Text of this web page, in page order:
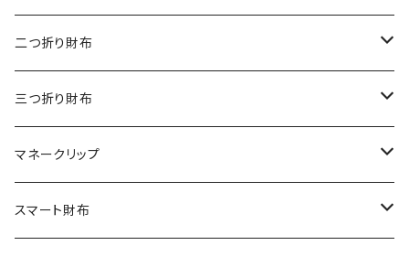
シャーク
リザード
エレファント
その他の革
オーストリッチ
シャーク
リザード
エレファント
ダイヤモンドパイソン
オーストリッチ
シャーク
リザード
クロコダイル
ダイヤモンドパイソン
オーストリッチ
シャーク
二つ折り財布
クロコダイル
ダイヤモンドパイソン
オーストリッチ
三つ折り財布
クロコダイル
ダイヤモンドパイソン
マネークリップ
クロコダイル
スマート財布